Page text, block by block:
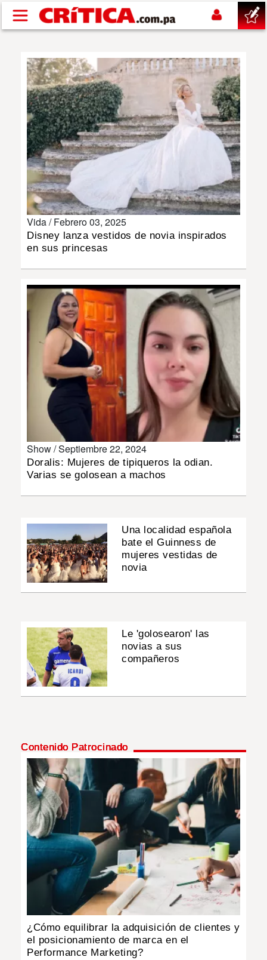
Pasar al contenido principal
SUCESOS
NACIONAL
POLÍTICA
SHOW
DEPORTES
INSÓLITAS
MULTIMEDIA
Vida /Febrero 03, 2025
Disney lanza vestidos de novia inspirados
en sus princesas
Show /Septiembre 22, 2024
Doralis: Mujeres de tipiqueros la odian.
Varias se golosean a machos
Una localidad española
bate el Guinness de
mujeres vestidas de
novia
Le 'golosearon' las
novias a sus
compañeros
Contenido Patrocinado
¿Cómo equilibrar la adquisición de clientes y
el posicionamiento de marca en el
Performance Marketing?